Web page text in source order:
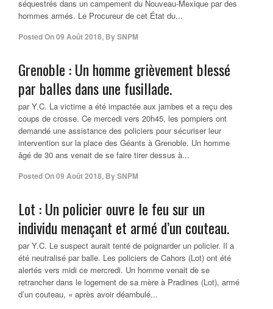
séquestrés dans un campement du Nouveau-Mexique par des
hommes armés. Le Procureur de cet État du...
Posted On09 Août 2018, BySNPM
Grenoble : Un homme grièvement blessé
par balles dans une fusillade.
par Y.C. La victime a été impactée aux jambes et a reçu des
coups de crosse. Ce mercedi vers 20h45, les pompiers ont
demandé une assistance des policiers pour sécuriser leur
intervention sur la place des Géants à Grenoble. Un homme
âgé de 30 ans venait de se faire tirer dessus à...
Posted On09 Août 2018, BySNPM
Lot : Un policier ouvre le feu sur un
individu menaçant et armé d’un couteau.
par Y.C. Le suspect aurait tenté de poignarder un policier. Il a
été neutralisé par balle. Les policiers de Cahors (Lot) ont été
alertés vers midi ce mercredi. Un homme venait de se
retrancher dans le logement de sa mère à Pradines (Lot), armé
d’un couteau, « après avoir déambulé...